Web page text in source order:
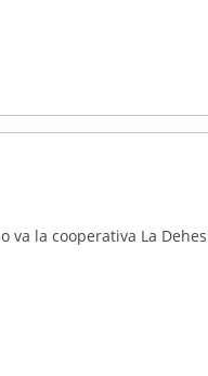
va la cooperativa La